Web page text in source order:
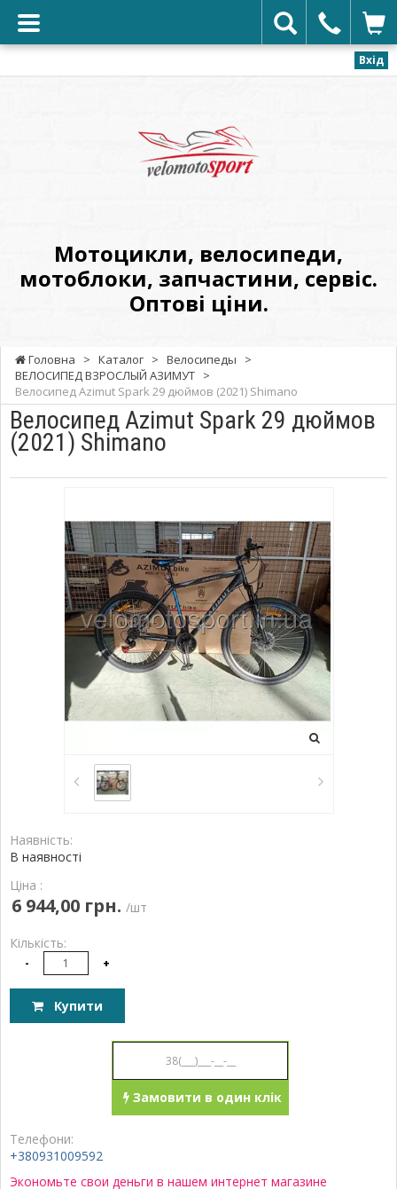
Вхід
Оптові
ціни.
Мотоцикли, велосипеди,
мотоблоки, запчастини, сервіс.
Оптові ціни.
Головна > Каталог > Велосипеды
>
ВЕЛОСИПЕД ВЗРОСЛЫЙ АЗИМУТ >
Велосипед Azimut Spark 29 дюймов (2021) Shimano
Велосипед Azimut Spark 29 дюймов
(2021) Shimano
Наявність:
В наявності
Ціна :
6 944,00 грн. /шт
Кількість:
- +
Купити
Замовити в один клік
Телефони:
+380931009592
Экономьте свои деньги в нашем интернет магазине